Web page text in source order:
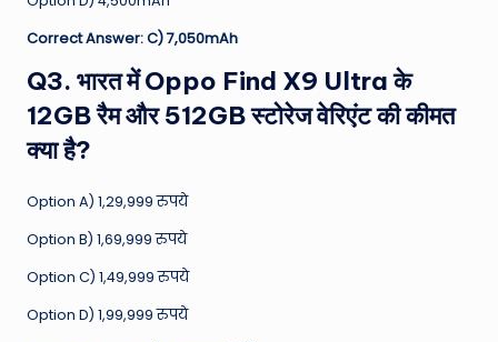
Correct Answer: C) 7,050mAh
Q3. भारत में Oppo Find X9 Ultra के
12GB रैम और 512GB स्टोरेज वेरिएंट की कीमत
क्या है?
Option A) 1,29,999 रुपये
Option B) 1,69,999 रुपये
Option C) 1,49,999 रुपये
Option D) 1,99,999 रुपये